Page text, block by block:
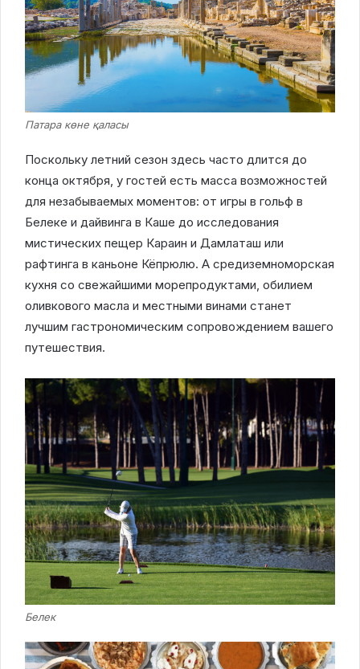
Патара көне қаласы
Поскольку летний сезон здесь часто длится до
конца октября, у гостей есть масса возможностей
для незабываемых моментов: от игры в гольф в
Белеке и дайвинга в Каше до исследования
мистических пещер Караин и Дамлаташ или
рафтинга в каньоне Кёпрюлю. А средиземноморская
кухня со свежайшими морепродуктами, обилием
оливкового масла и местными винами станет
лучшим гастрономическим сопровождением вашего
путешествия.
Белек